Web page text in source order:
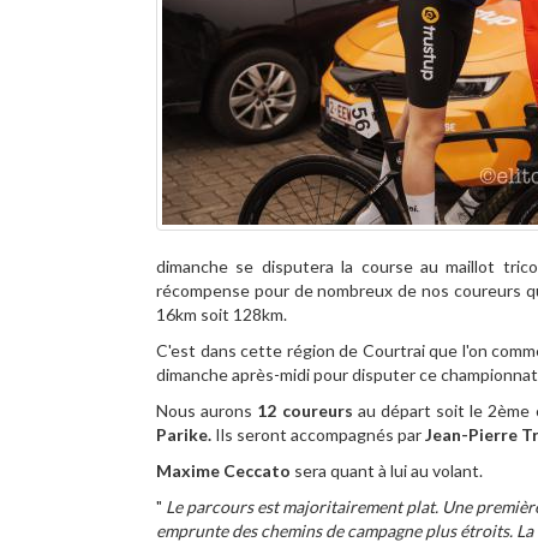
dimanche se disputera la course au maillot
récompense pour de nombreux de nos coureurs
16km soit 128km.
C'est dans cette région de Courtrai que l'on
dimanche après-midi pour disputer ce
Nous aurons 12 coureurs au départ soit le 2ème
Parike. Ils seront accompagnés parJean-Pierre
Maxime Ceccato sera quant à lui au volant.
" Le parcours est majoritairement plat. Une
emprunte des chemins de campagne plus étroits.